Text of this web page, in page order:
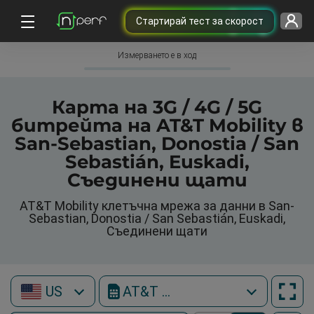
Cтартирай тест за скорост
Измерването е в ход
Карта на 3G / 4G / 5G
битрейта на AT&T Mobility в
San-Sebastian, Donostia / San
Sebastián, Euskadi,
Съединени щати
AT&T Mobility клетъчна мрежа за данни в San-
Sebastian, Donostia / San Sebastián, Euskadi,
Съединени щати
US AT&T Mobility